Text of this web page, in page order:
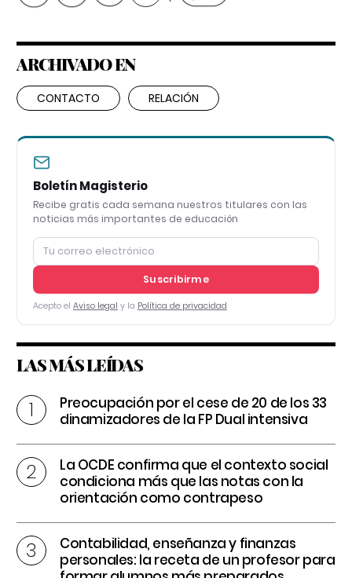
ARCHIVADO EN
CONTACTO RELACIÓN
Boletín Magisterio
Recibe gratis cada semana nuestros titulares con las
noticias más importantes de educación
Suscribirme
Acepto el Aviso legal y la Política de privacidad
LAS MÁS LEÍDAS
Preocupación por el cese de 20 de los 33
dinamizadores de la FP Dual intensiva
La OCDE confirma que el contexto social
condiciona más que las notas con la
orientación como contrapeso
Contabilidad, enseñanza y finanzas
personales: la receta de un profesor para